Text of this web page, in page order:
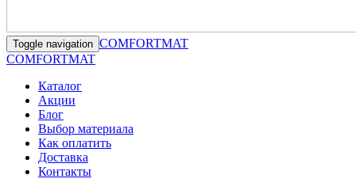
Toggle navigation COMFORTMAT
COMFORTMAT
Каталог
Акции
Блог
Выбор материала
Как оплатить
Доставка
Контакты